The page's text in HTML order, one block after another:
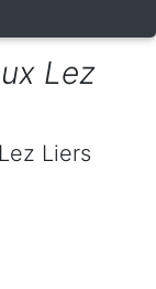
Lez
Liers